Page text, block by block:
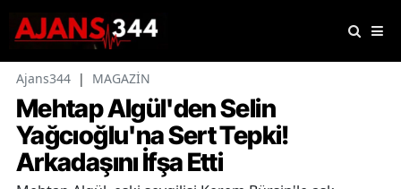
Ajans344 | MAGAZİN
Mehtap Algül'den Selin
Yağcıoğlu'na Sert Tepki!
Arkadaşını İfşa Etti